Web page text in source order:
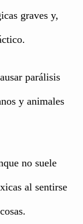
graves y,
parálisis
y animales
no suele
al sentirse